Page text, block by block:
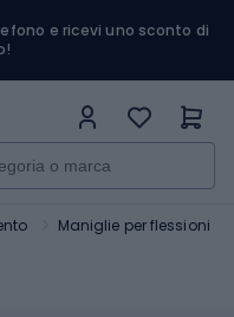
e ricevi uno sconto di
Maniglie per flessioni